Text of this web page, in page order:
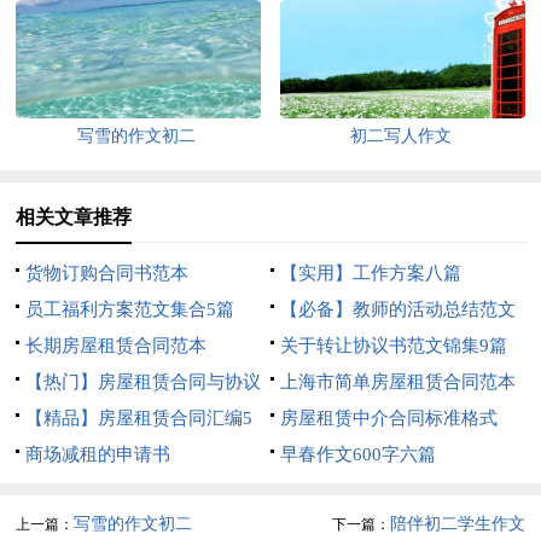
写雪的作文初二 初二写人作文
相关文章推荐
货物订购合同书范本
【实用】工作方案八篇
员工福利方案范文集合5篇
【必备】教师的活动总结范文
汇编10篇
长期房屋租赁合同范本
关于转让协议书范文锦集9篇
【热门】房屋租赁合同与协议
书3篇
上海市简单房屋租赁合同范本
【精品】房屋租赁合同汇编5
篇
房屋租赁中介合同标准格式
商场减租的申请书
早春作文600字六篇
上一篇：写雪的作文初二 下一篇： 陪伴初二学生作文